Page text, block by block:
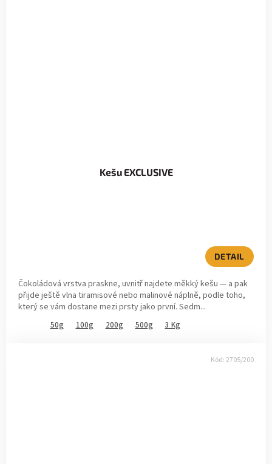
Kešu EXCLUSIVE
DETAIL
Čokoládová vrstva praskne, uvnitř najdete měkký kešu — a pak
přijde ještě vlna tiramisové nebo malinové náplně, podle toho,
který se vám dostane mezi prsty jako první. Sedm...
50g 100g 200g 500g 3 Kg
Kód:2705/200